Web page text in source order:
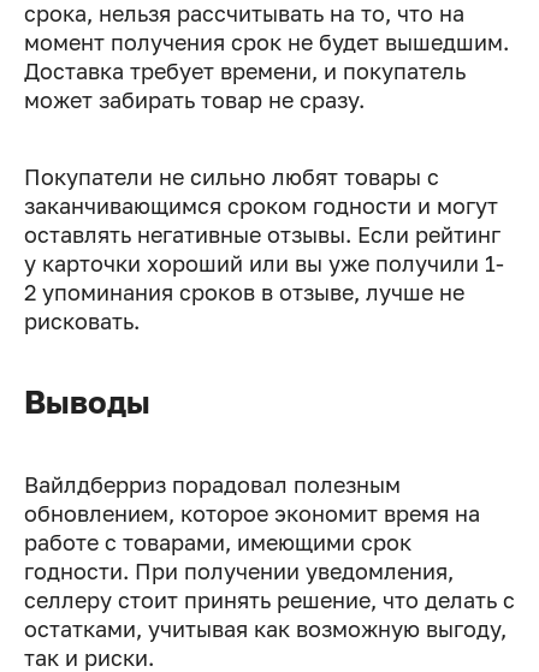
срока, нельзя рассчитывать на то, что на
момент получения срок не будет вышедшим.
Доставка требует времени, и покупатель
может забирать товар не сразу.
Покупатели не сильно любят товары с
заканчивающимся сроком годности и могут
оставлять негативные отзывы. Если рейтинг
у карточки хороший или вы уже получили 1-
2 упоминания сроков в отзыве, лучше не
рисковать.
Выводы
Вайлдберриз порадовал полезным
обновлением, которое экономит время на
работе с товарами, имеющими срок
годности. При получении уведомления,
селлеру стоит принять решение, что делать с
остатками, учитывая как возможную выгоду,
так и риски.